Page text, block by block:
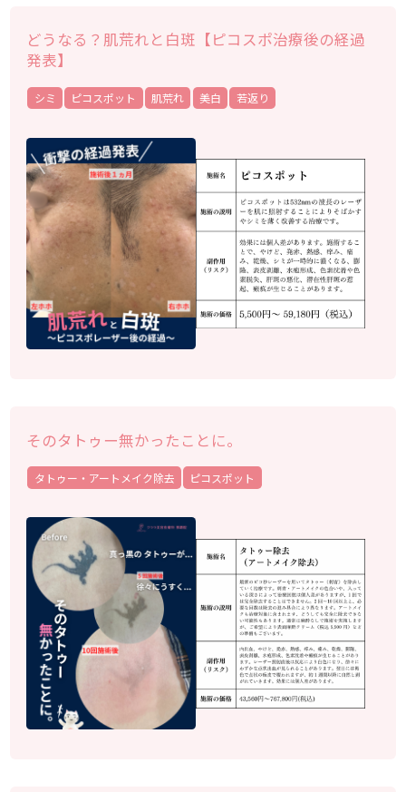
どうなる？肌荒れと白斑【ピコスポ治療後の経過
発表】
シミ ピコスポット 肌荒れ 美白 若返り
そのタトゥー無かったことに。
タトゥー・アートメイク除去 ピコスポット